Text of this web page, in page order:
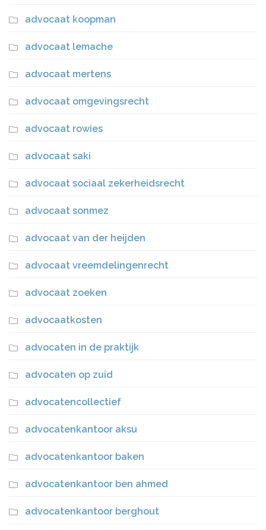
advocaat koopman
advocaat lemache
advocaat mertens
advocaat omgevingsrecht
advocaat rowies
advocaat saki
advocaat sociaal zekerheidsrecht
advocaat sonmez
advocaat van der heijden
advocaat vreemdelingenrecht
advocaat zoeken
advocaatkosten
advocaten in de praktijk
advocaten op zuid
advocatencollectief
advocatenkantoor aksu
advocatenkantoor baken
advocatenkantoor ben ahmed
advocatenkantoor berghout